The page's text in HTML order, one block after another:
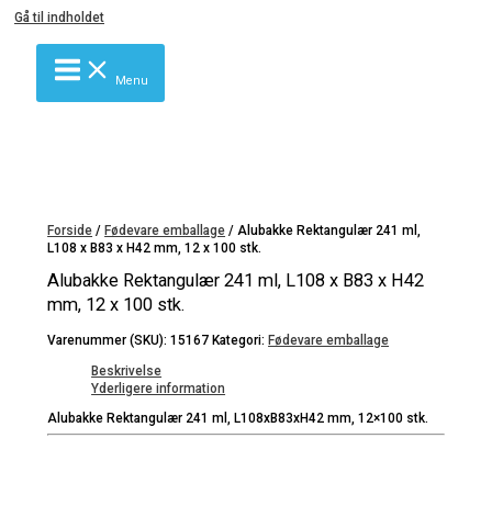
Gå til indholdet
Menu
Forside / Fødevare emballage / Alubakke Rektangulær 241 ml,
L108 x B83 x H42 mm, 12 x 100 stk.
Alubakke Rektangulær 241 ml, L108 x B83 x H42
mm, 12 x 100 stk.
Varenummer (SKU):15167 Kategori:Fødevare emballage
Beskrivelse
Yderligere information
Alubakke Rektangulær 241 ml, L108xB83xH42 mm, 12×100 stk.